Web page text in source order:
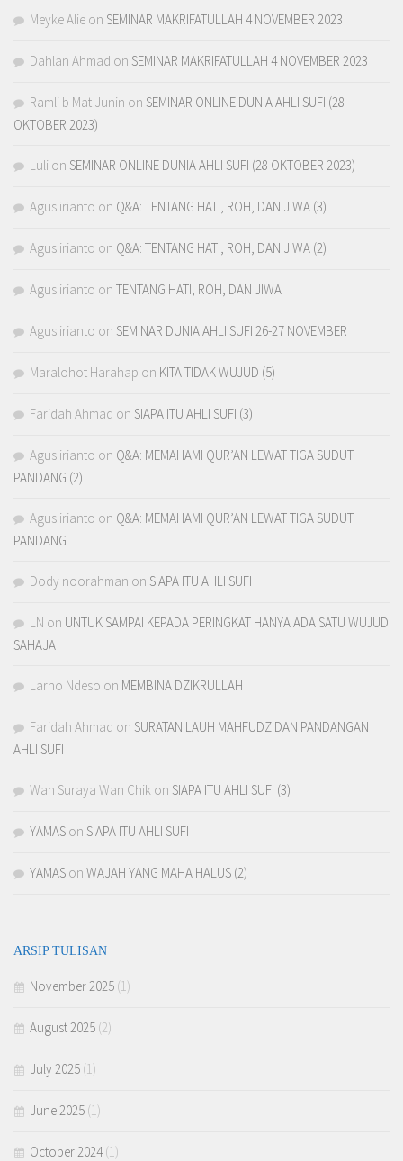
Meyke Alie on SEMINAR MAKRIFATULLAH 4 NOVEMBER 2023
Dahlan Ahmad on SEMINAR MAKRIFATULLAH 4 NOVEMBER 2023
Ramli b Mat Junin on SEMINAR ONLINE DUNIA AHLI SUFI (28
OKTOBER 2023)
Luli on SEMINAR ONLINE DUNIA AHLI SUFI (28 OKTOBER 2023)
Agus irianto on Q&A: TENTANG HATI, ROH, DAN JIWA (3)
Agus irianto on Q&A: TENTANG HATI, ROH, DAN JIWA (2)
Agus irianto on TENTANG HATI, ROH, DAN JIWA
Agus irianto on SEMINAR DUNIA AHLI SUFI 26-27 NOVEMBER
Maralohot Harahap on KITA TIDAK WUJUD (5)
Faridah Ahmad on SIAPA ITU AHLI SUFI (3)
Agus irianto on Q&A: MEMAHAMI QUR’AN LEWAT TIGA SUDUT
PANDANG (2)
Agus irianto on Q&A: MEMAHAMI QUR’AN LEWAT TIGA SUDUT
PANDANG
Dody noorahman on SIAPA ITU AHLI SUFI
LN on UNTUK SAMPAI KEPADA PERINGKAT HANYA ADA SATU WUJUD
SAHAJA
Larno Ndeso on MEMBINA DZIKRULLAH
Faridah Ahmad on SURATAN LAUH MAHFUDZ DAN PANDANGAN
AHLI SUFI
Wan Suraya Wan Chik on SIAPA ITU AHLI SUFI (3)
YAMAS on SIAPA ITU AHLI SUFI
YAMAS on WAJAH YANG MAHA HALUS (2)
ARSIP TULISAN
November 2025 (1)
August 2025 (2)
July 2025 (1)
June 2025 (1)
October 2024(1)